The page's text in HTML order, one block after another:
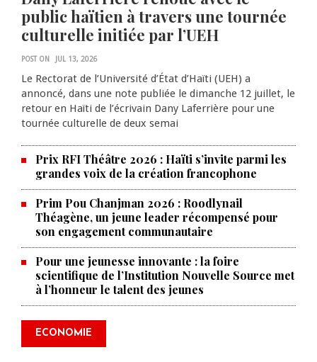
public haïtien à travers une tournée
culturelle initiée par l’UEH
POST ON JUL 13, 2026
Le Rectorat de l’Université d’État d’Haïti (UEH) a
annoncé, dans une note publiée le dimanche 12 juillet, le
retour en Haïti de l’écrivain Dany Laferrière pour une
tournée culturelle de deux semai
Prix RFI Théâtre 2026 : Haïti s’invite parmi les
grandes voix de la création francophone
Prim Pou Chanjman 2026 : Roodlynail
Théagène, un jeune leader récompensé pour
son engagement communautaire
Pour une jeunesse innovante : la foire
scientifique de l’Institution Nouvelle Source met
à l’honneur le talent des jeunes
ECONOMIE
Les prix des produits pétroliers
connaissent un nouveau
réajustement